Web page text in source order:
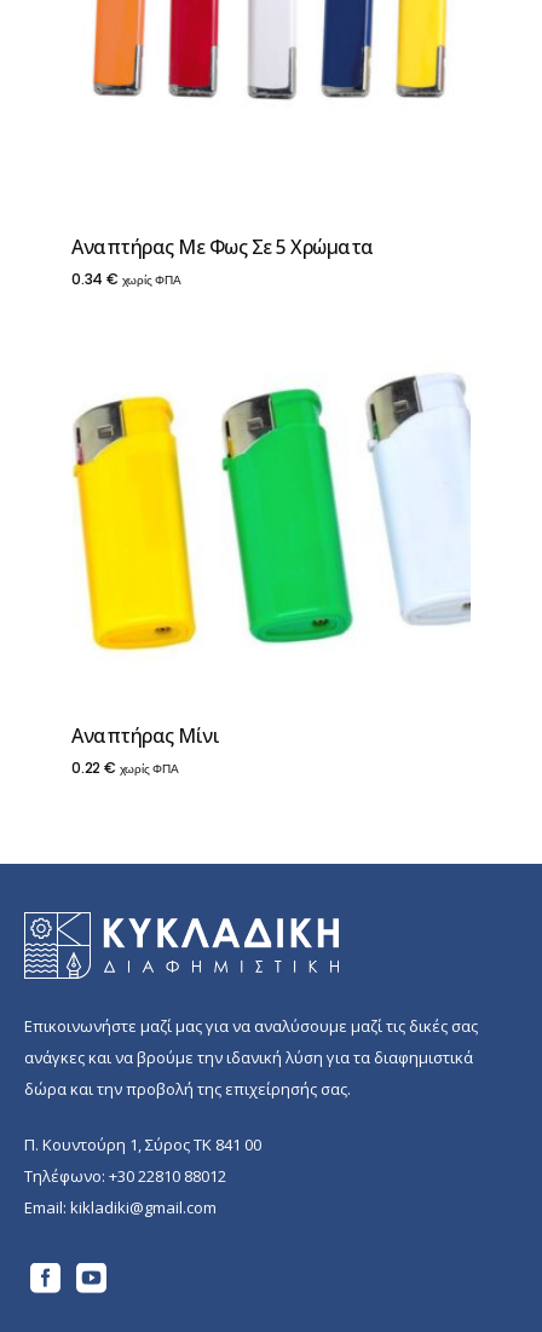
Αναπτήρας Με Φως Σε 5 Χρώματα
0.34 € χωρίς ΦΠΑ
Aναπτήρας Μίνι
0.22 € χωρίς ΦΠΑ
Επικοινωνήστε μαζί μας για να αναλύσουμε μαζί τις δικές σας
ανάγκες και να βρούμε την ιδανική λύση για τα διαφημιστικά
δώρα και την προβολή της επιχείρησής σας.
Π. Κουντούρη 1, Σύρος ΤΚ 841 00
Τηλέφωνο: +30 22810 88012
Email: kikladiki@gmail.com